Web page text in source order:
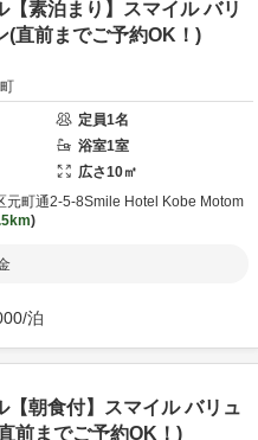
【素泊まり】スマイル バリ
(直前までご予約OK！)
定員1名
浴室1室
広さ10㎡
元町通2-5-8Smile Hotel Kobe Motom
/泊
【朝食付】スマイル バリュ
前までご予約OK！)